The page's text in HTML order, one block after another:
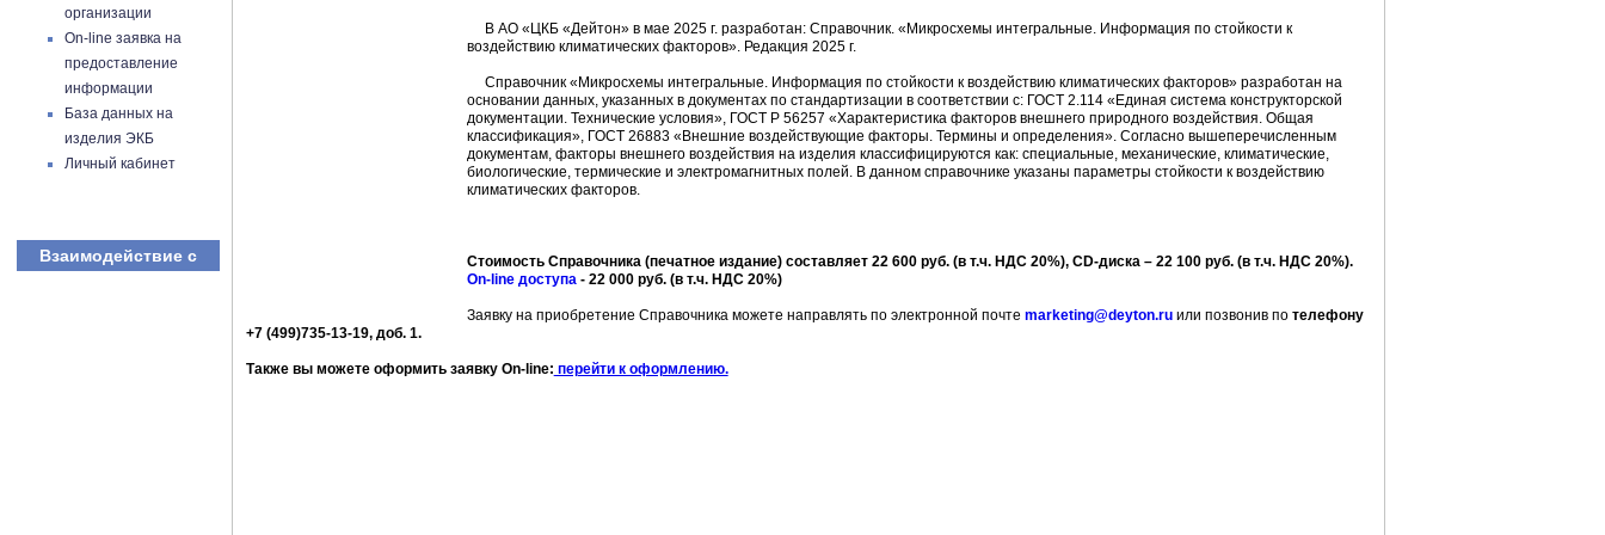
организации
On-line заявка на
предоставление
информации
База данных на
изделия ЭКБ
Личный кабинет
Взаимодействие с
В АО «ЦКБ «Дейтон» в мае 2025 г. разработан: Справочник. «Микросхемы интегральные. Информация по стойкости к
воздействию климатических факторов». Редакция 2025 г.
Справочник «Микросхемы интегральные. Информация по стойкости к воздействию климатических факторов» разработан на
основании данных, указанных в документах по стандартизации в соответствии с: ГОСТ 2.114 «Единая система конструкторской
документации. Технические условия», ГОСТ Р 56257 «Характеристика факторов внешнего природного воздействия. Общая
классификация», ГОСТ 26883 «Внешние воздействующие факторы. Термины и определения». Согласно вышеперечисленным
документам, факторы внешнего воздействия на изделия классифицируются как: специальные, механические, климатические,
биологические, термические и электромагнитных полей. В данном справочнике указаны параметры стойкости к воздействию
климатических факторов.
Стоимость Справочника (печатное издание) составляет 22 600 руб. (в т.ч. НДС 20%), CD-диска – 22 100 руб. (в т.ч. НДС 20%).
On-line доступа- 22 000 руб. (в т.ч. НДС 20%)
Заявку на приобретение Справочника можете направлять по электронной почте marketing@deyton.ruили позвонив по телефону
+7 (499)735-13-19, доб. 1.
Также вы можете оформить заявку On-line: перейти к оформлению.